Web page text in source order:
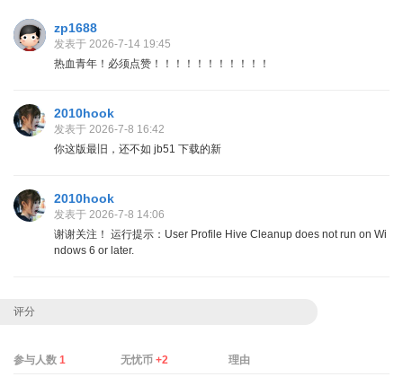
zp1688
发表于 2026-7-14 19:45
热血青年！必须点赞！！！！！！！！！！！
2010hook
发表于 2026-7-8 16:42
你这版最旧，还不如 jb51 下载的新
2010hook
发表于 2026-7-8 14:06
谢谢关注！ 运行提示：User Profile Hive Cleanup does not run on Wi
ndows 6 or later.
评分
参与人数 1 无忧币+2 理由